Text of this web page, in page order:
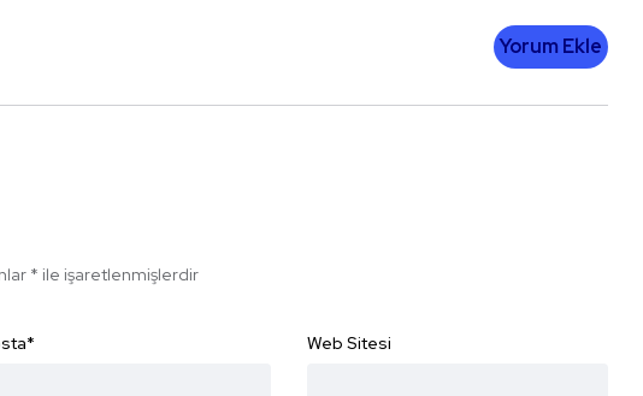
Yorum Ekle
* ile işaretlenmişlerdir
* Web Sitesi